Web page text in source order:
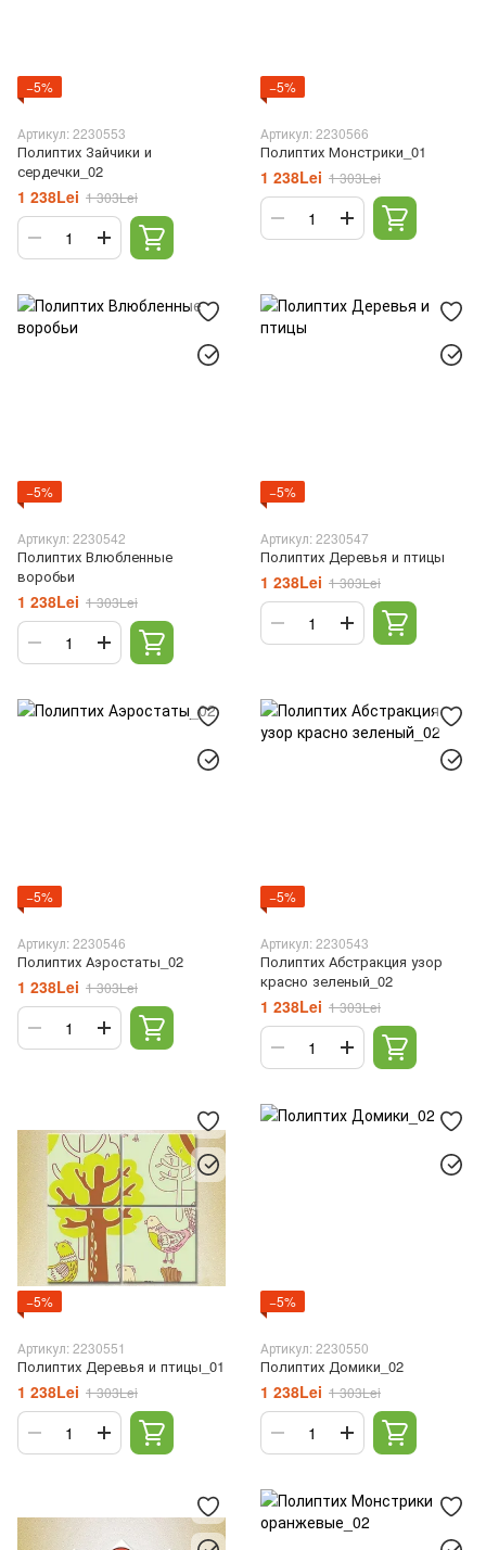
−5%
Артикул: 2230553
Полиптих Зайчики и
сердечки_02
1 238Lei 1 303Lei
−5%
Артикул: 2230566
Полиптих Монстрики_01
1 238Lei 1 303Lei
−5%
Артикул: 2230542
Полиптих Влюбленные
воробьи
1 238Lei 1 303Lei
−5%
Артикул: 2230547
Полиптих Деревья и птицы
1 238Lei 1 303Lei
−5%
Артикул: 2230546
Полиптих Аэростаты_02
1 238Lei 1 303Lei
−5%
Артикул: 2230543
Полиптих Абстракция узор
красно зеленый_02
1 238Lei 1 303Lei
−5%
Артикул: 2230551
Полиптих Деревья и птицы_01
1 238Lei 1 303Lei
−5%
Артикул: 2230550
Полиптих Домики_02
1 238Lei 1 303Lei